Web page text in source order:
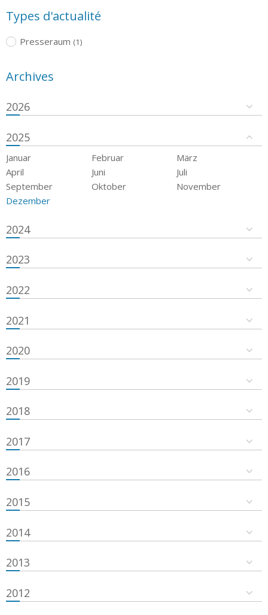
Types d'actualité
Presseraum (1)
Archives
2026
2025
Januar Februar
März
April
Juni
Juli
September
Oktober
November
Dezember
2024
2023
2022
2021
2020
2019
2018
2017
2016
2015
2014
2013
2012